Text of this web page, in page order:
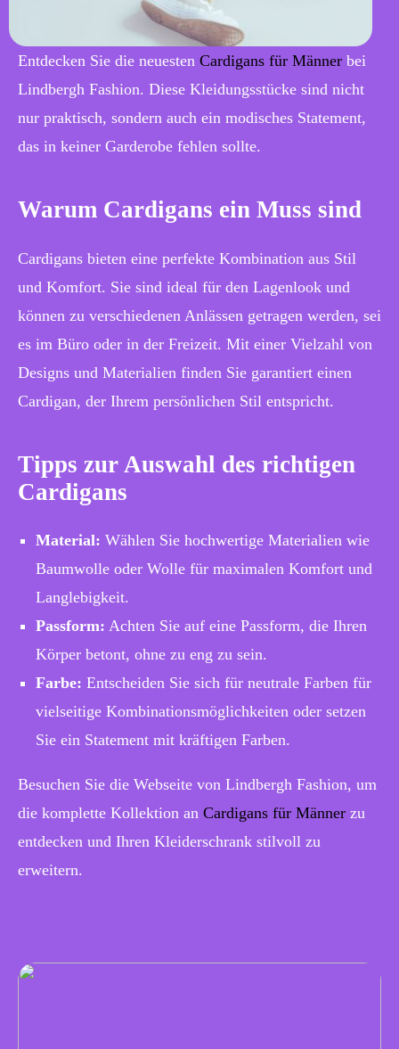
Entdecken Sie die neuesten Cardigans für Männer bei
Lindbergh Fashion. Diese Kleidungsstücke sind nicht
nur praktisch, sondern auch ein modisches Statement,
das in keiner Garderobe fehlen sollte.
Warum Cardigans ein Muss sind
Cardigans bieten eine perfekte Kombination aus Stil
und Komfort. Sie sind ideal für den Lagenlook und
können zu verschiedenen Anlässen getragen werden, sei
es im Büro oder in der Freizeit. Mit einer Vielzahl von
Designs und Materialien finden Sie garantiert einen
Cardigan, der Ihrem persönlichen Stil entspricht.
Tipps zur Auswahl des richtigen
Cardigans
Material: Wählen Sie hochwertige Materialien wie
Baumwolle oder Wolle für maximalen Komfort und
Langlebigkeit.
Passform: Achten Sie auf eine Passform, die Ihren
Körper betont, ohne zu eng zu sein.
Farbe: Entscheiden Sie sich für neutrale Farben für
vielseitige Kombinationsmöglichkeiten oder setzen
Sie ein Statement mit kräftigen Farben.
Besuchen Sie die Webseite von Lindbergh Fashion, um
die komplette Kollektion an Cardigans für Männer zu
entdecken und Ihren Kleiderschrank stilvoll zu
erweitern.